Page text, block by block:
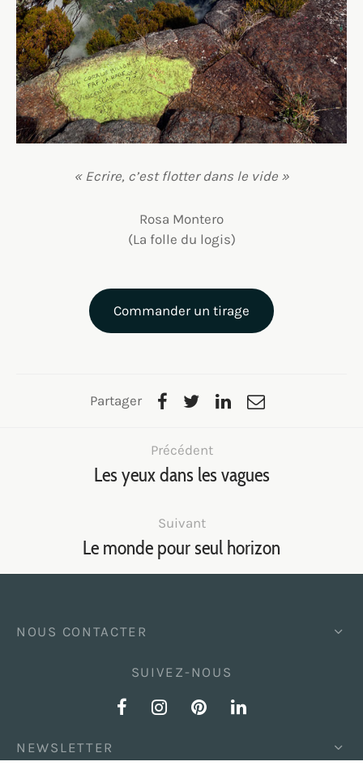
« Ecrire, c’est flotter dans le vide »
Rosa Montero
(La folle du logis)
Commander un tirage
Partager
Précédent
Les yeux dans les vagues
Suivant
Le monde pour seul horizon
NOUS CONTACTER
SUIVEZ-NOUS
NEWSLETTER